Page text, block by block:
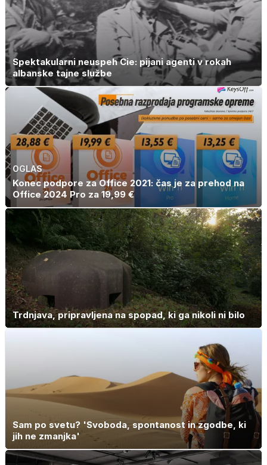
Spektakularni neuspeh Cie: pijani agenti v rokah
albanske tajne službe
OGLAS
Konec podpore za Office 2021: čas je za prehod na
Office 2024 Pro za 19,99 €
Trdnjava, pripravljena na spopad, ki ga nikoli ni bilo
Sam po svetu? 'Svoboda, spontanost in zgodbe, ki
jih ne zmanjka'